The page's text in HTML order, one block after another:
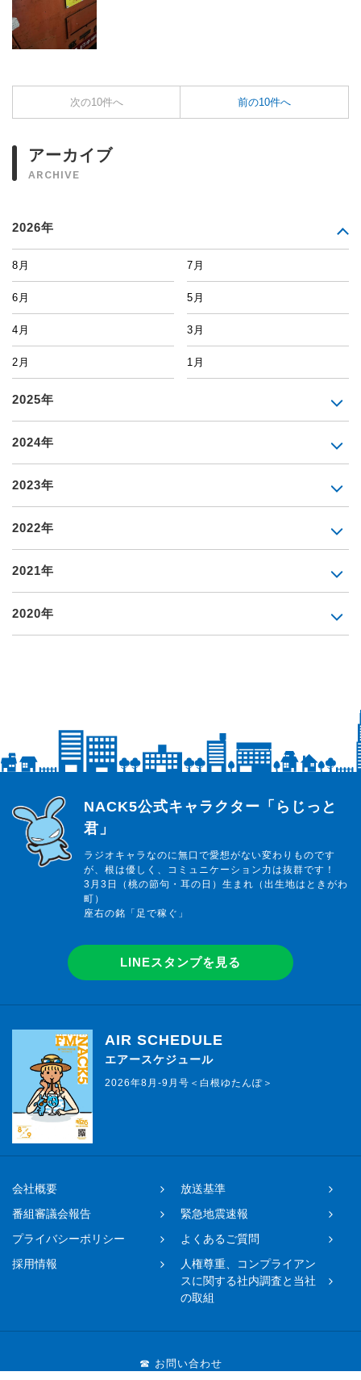
次の10件へ 前の10件へ
アーカイブ
ARCHIVE
2026年
8月 7月
6月 5月
4月 3月
2月 1月
2025年
2024年
2023年
2022年
2021年
2020年
らじっと君
NACK5公式キャラクター「らじっと
君」
ラジオキャラなのに無口で愛想がない変わりものです
が、根は優しく、コミュニケーション力は抜群です！
3月3日（桃の節句・耳の日）生まれ（出生地はときがわ
町）
座右の銘「足で稼ぐ」
LINEスタンプを見る
AIR SCHEDULE
エアースケジュール
2026年8月-9月号＜白根ゆたんぽ＞
会社概要
放送基準
番組審議会報告
緊急地震速報
プライバシーポリシー
よくあるご質問
採用情報
人権尊重、コンプライアン
スに関する社内調査と当社
の取組
☎ お問い合わせ